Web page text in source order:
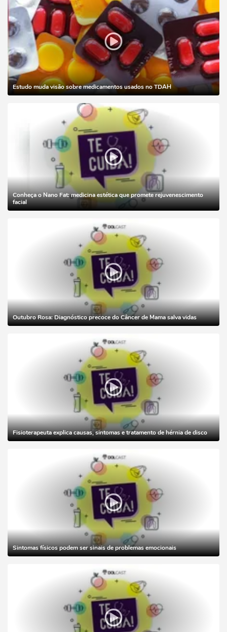
Estudo muda visão sobre medicamentos usados no TDAH
Conheça o Nano Fat: medicina estética que promete rejuvenescimento
facial
Outubro Rosa: Diagnóstico precoce do Câncer de Mama salva vidas
Fisioterapeuta explica causas, sintomas e tratamento de hérnia de disco
Sintomas físicos podem ser sinais de problemas emocionais